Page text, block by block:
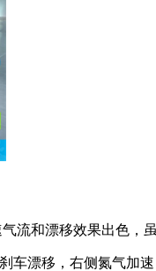
流和漂移效果出色，
漂移，右侧氮气加